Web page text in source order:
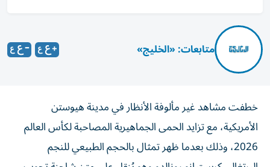
متابعات: «الخليج»
خطفت مشاهد غير مألوفة الأنظار في مدينة هيوستن
الأمريكية، مع تزايد الحمى الجماهيرية المصاحبة لكأس العالم
2026، وذلك بعدما ظهر تمثال بالحجم الطبيعي للنجم